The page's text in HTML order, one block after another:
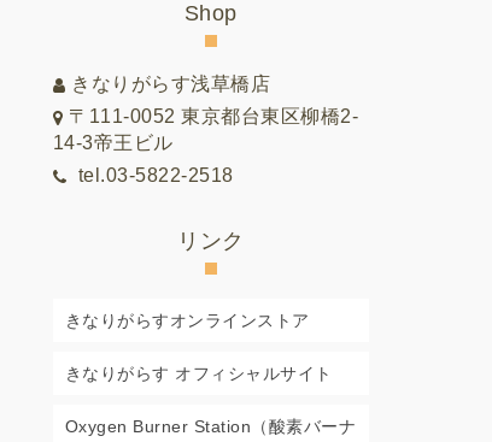
Shop
きなりがらす浅草橋店
〒111-0052 東京都台東区柳橋2-
14-3帝王ビル
tel.03-5822-2518
リンク
きなりがらすオンラインストア
きなりがらす オフィシャルサイト
Oxygen Burner Station（酸素バーナ